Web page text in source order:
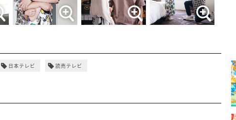
日本テレビ 読売テレビ